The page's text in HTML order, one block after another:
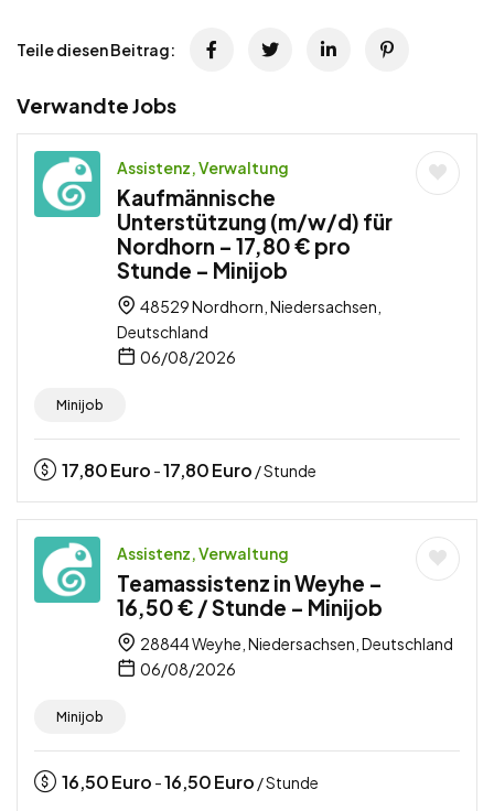
Teile diesen Beitrag:
Verwandte Jobs
Assistenz, Verwaltung
Kaufmännische
Unterstützung (m/w/d) für
Nordhorn – 17,80 € pro
Stunde – Minijob
48529 Nordhorn, Niedersachsen,
Deutschland
06/08/2026
Minijob
17,80Euro -17,80Euro / Stunde
Assistenz, Verwaltung
Teamassistenz in Weyhe –
16,50 € / Stunde – Minijob
28844 Weyhe, Niedersachsen, Deutschland
06/08/2026
Minijob
16,50Euro -16,50Euro / Stunde